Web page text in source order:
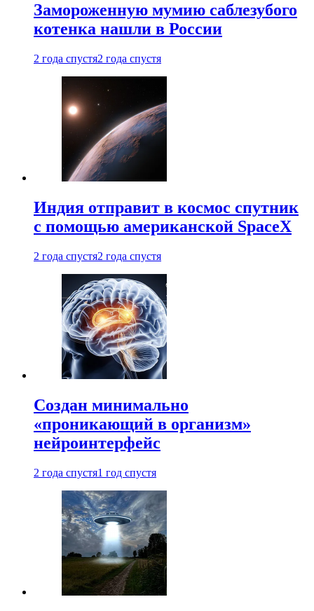
Замороженную мумию саблезубого
котенка нашли в России
2 года спустя2 года спустя
Индия отправит в космос спутник
с помощью американской SpaceX
2 года спустя2 года спустя
Создан минимально
«проникающий в организм»
нейроинтерфейс
2 года спустя1 год спустя